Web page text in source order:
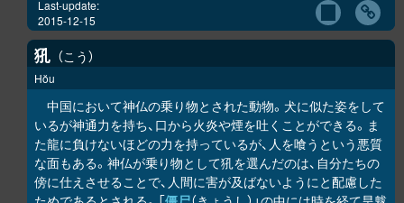
Last-update:
2015-12-15
犼 こう
Hŏu
中国において神仏の乗り物とされた動物。犬に似た姿をして
いるが神通力を持ち、口から火炎や煙を吐くことができる。ま
た龍に負けないほどの力を持っているが、人を喰うという悪質
な面もある。神仏が乗り物として犼を選んだのは、自分たちの
傍に仕えさせることで、人間に害が及ばないようにと配慮した